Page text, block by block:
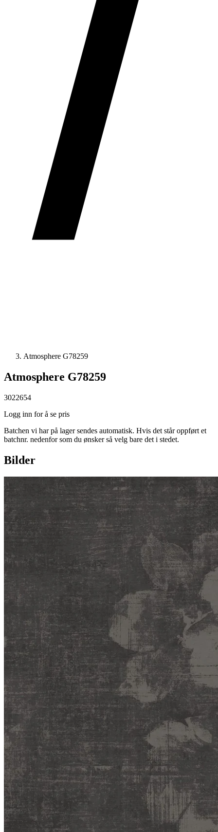
Atmosphere G78259
Atmosphere G78259
3022654
Logg inn for å se pris
Batchen vi har på lager sendes automatisk. Hvis det står oppført et
batchnr. nedenfor som du ønsker så velg bare det i stedet.
Bilder